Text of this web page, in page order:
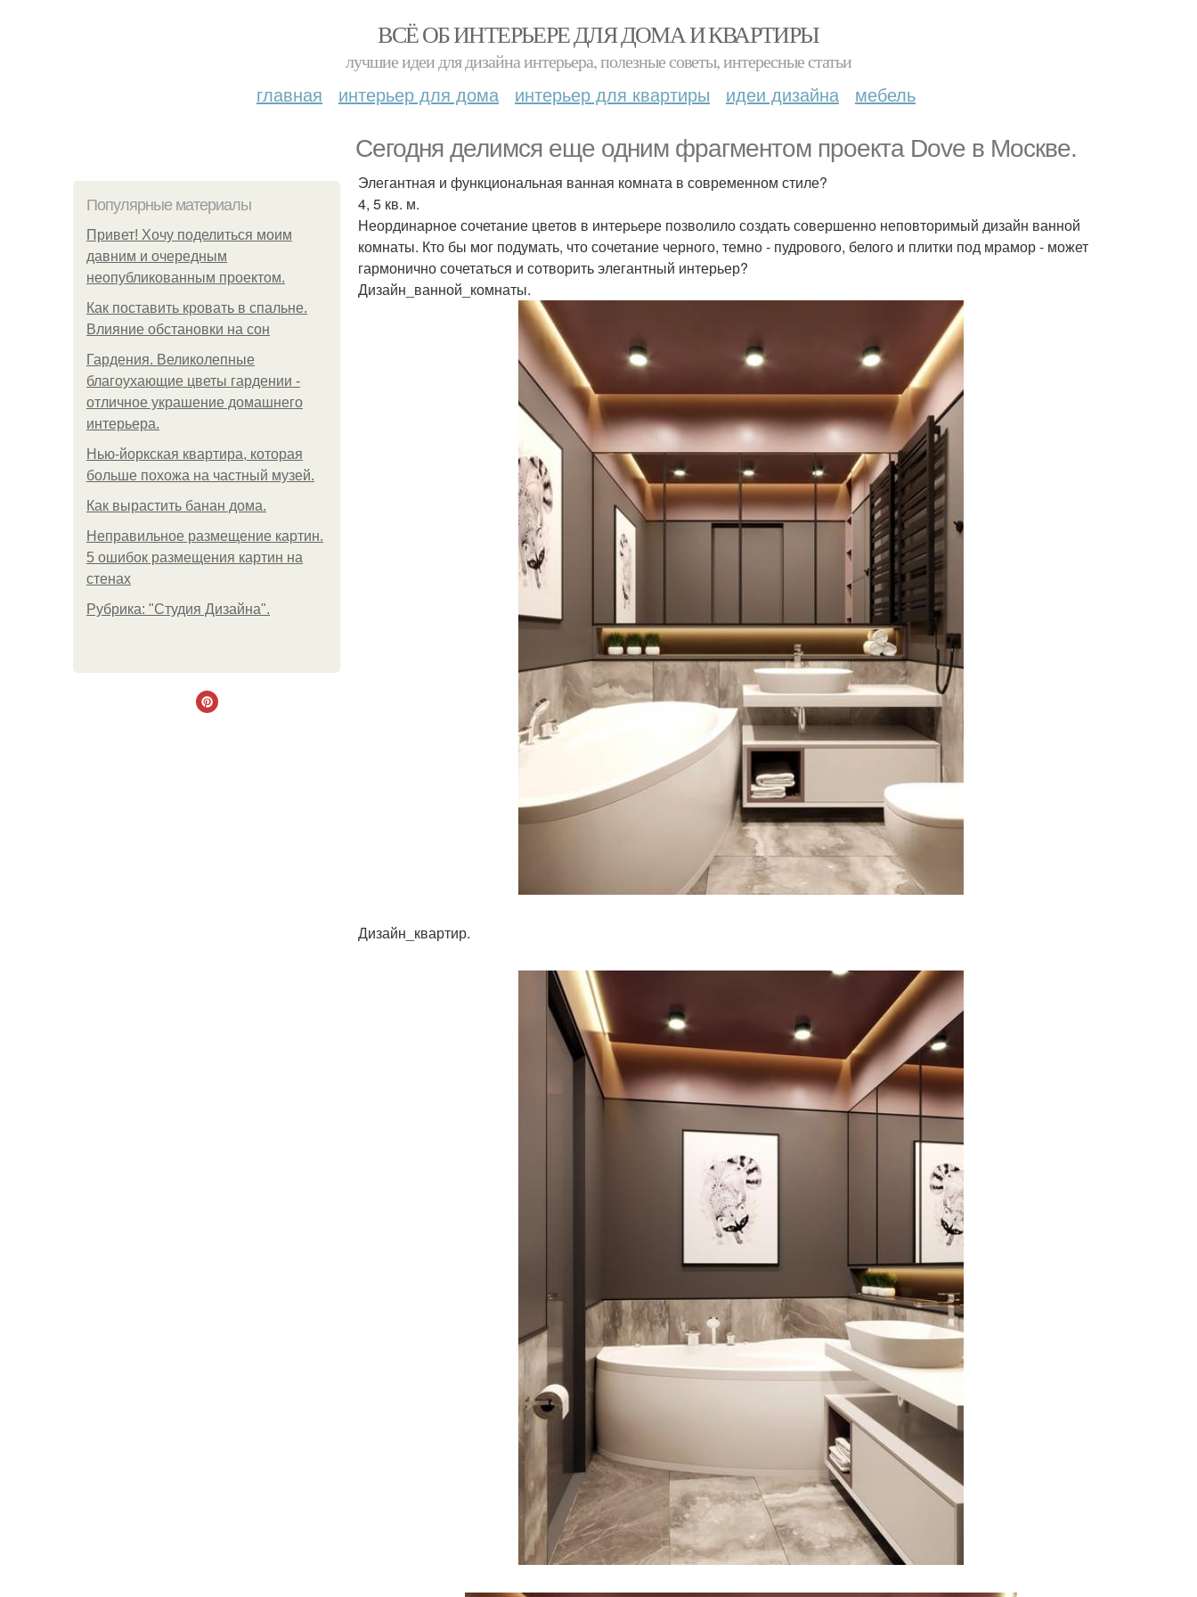
ВСЁ ОБ ИНТЕРЬЕРЕ ДЛЯ ДОМА И КВАРТИРЫ
лучшие идеи для дизайна интерьера, полезные советы, интересные статьи
главная интерьер для дома интерьер для квартиры идеи дизайна мебель
Сегодня делимся еще одним фрагментом проекта Dove в Москве.
Популярные материалы
Привет! Хочу поделиться моим
давним и очередным
неопубликованным проектом.
Как поставить кровать в спальне.
Влияние обстановки на сон
Гардения. Великолепные
благоухающие цветы гардении -
отличное украшение домашнего
интерьера.
Нью-йоркская квартира, которая
больше похожа на частный музей.
Как вырастить банан дома.
Неправильное размещение картин.
5 ошибок размещения картин на
стенах
Рубрика: "Студия Дизайна".
Элегантная и функциональная ванная комната в современном стиле?
4, 5 кв. м.
Неординарное сочетание цветов в интерьере позволило создать совершенно неповторимый дизайн ванной
комнаты. Кто бы мог подумать, что сочетание черного, темно - пудрового, белого и плитки под мрамор - может
гармонично сочетаться и сотворить элегантный интерьер?
Дизайн_ванной_комнаты.
Дизайн_квартир.